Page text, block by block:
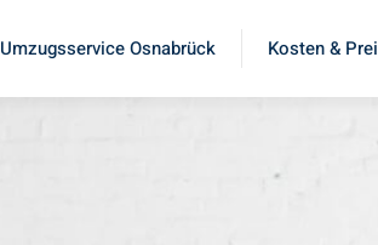
Umzugsservice Osnabrück Kosten &